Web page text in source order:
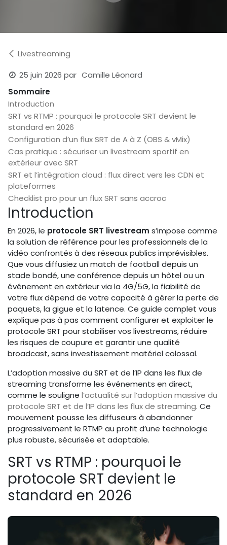
Livestreaming
25 juin 2026 par Camille Léonard
Sommaire
Introduction
SRT vs RTMP : pourquoi le protocole SRT devient le
standard en 2026
Configuration d’un flux SRT de A à Z (OBS & vMix)
Cas pratique : sécuriser un livestream sportif en
extérieur avec SRT
SRT et l’intégration cloud : flux direct vers les CDN et
plateformes
Checklist pro pour un flux SRT sans accroc
Introduction
En 2026, le protocole SRT livestream s’impose comme
la solution de référence pour les professionnels de la
vidéo confrontés à des réseaux publics imprévisibles.
Que vous diffusiez un match de football depuis un
stade bondé, une conférence depuis un hôtel ou un
événement en extérieur via la 4G/5G, la fiabilité de
votre flux dépend de votre capacité à gérer la perte de
paquets, la gigue et la latence. Ce guide complet vous
explique pas à pas comment configurer et exploiter le
protocole SRT pour stabiliser vos livestreams, réduire
les risques de coupure et garantir une qualité
broadcast, sans investissement matériel colossal.
L’adoption massive du SRT et de l’IP dans les flux de
streaming transforme les événements en direct,
comme le souligne l’actualité sur l’adoption massive du
protocole SRT et de l’IP dans les flux de streaming. Ce
mouvement pousse les diffuseurs à abandonner
progressivement le RTMP au profit d’une technologie
plus robuste, sécurisée et adaptable.
SRT vs RTMP : pourquoi le
protocole SRT devient le
standard en 2026